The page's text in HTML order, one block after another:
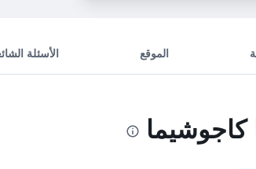
الموقع الأسئلة